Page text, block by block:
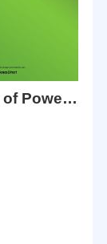
Journal of Power Sources